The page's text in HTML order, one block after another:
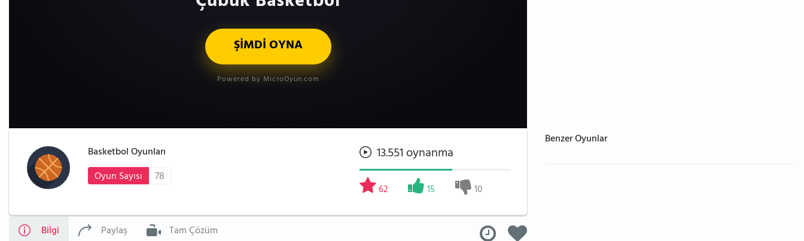
ŞİMDİ OYNA
Powered by MicroOyun.com
Basketbol Oyunları
Oyun Sayısı
78
13.551 oynanma
62 15 10
Bilgi Paylaş Tam Çözüm
Benzer Oyunlar